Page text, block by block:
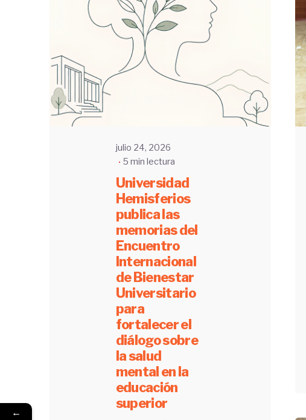
Enviado
julio 24, 2026
5 min lectura
Universidad
Hemisferios
publica las
memorias del
Encuentro
Internacional
de Bienestar
Universitario
para
fortalecer el
diálogo sobre
la salud
mental en la
educación
superior
←